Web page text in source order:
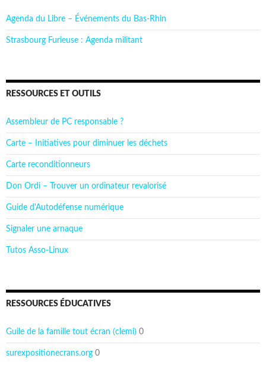
Agenda du Libre – Événements du Bas-Rhin
Strasbourg Furieuse : Agenda militant
RESSOURCES ET OUTILS
Assembleur de PC responsable ?
Carte – Initiatives pour diminuer les déchets
Carte reconditionneurs
Don Ordi – Trouver un ordinateur revalorisé
Guide d'Autodéfense numérique
Signaler une arnaque
Tutos Asso-Linux
RESSOURCES ÉDUCATIVES
Guile de la famille tout écran (clemi) 0
surexpositionecrans.org 0